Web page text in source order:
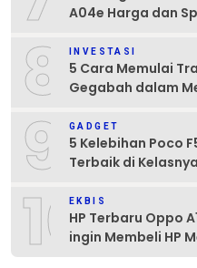
A04e Harga dan
8 INVESTASI
5 Cara Memulai
Gegabah dalam
9 GADGET
5 Kelebihan Poco
Terbaik di
10EKBIS
HP Terbaru Oppo
ingin Membeli HP